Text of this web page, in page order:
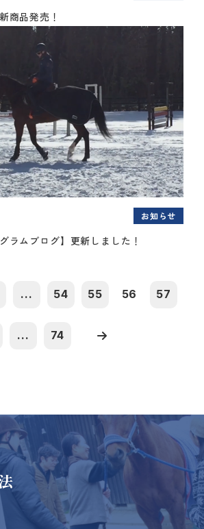
商品発売！
お知らせ
ラムブログ】更新しました！
... 54 55 56 57
... 74